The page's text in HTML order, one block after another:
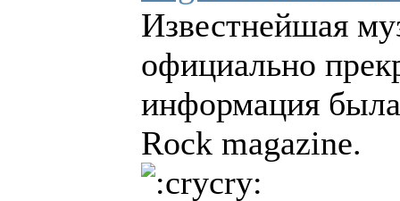
Известнейшая
официально
информация была
Rock magazine.